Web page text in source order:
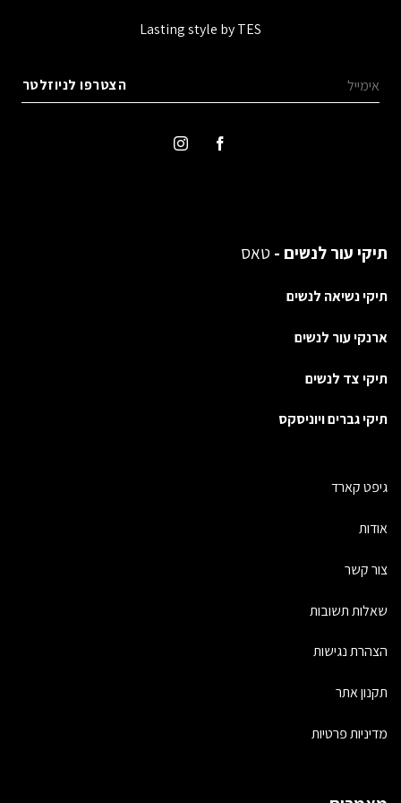
Lasting style by TES
תיקי עור לנשים -טאס
תיקי נשיאה לנשים
ארנקי עור לנשים
תיקי צד לנשים
תיקי גברים ויוניסקס
גיפט קארד
אודות
צור קשר
שאלות תשובות
הצהרת נגישות
תקנון אתר
מדיניות פרטיות